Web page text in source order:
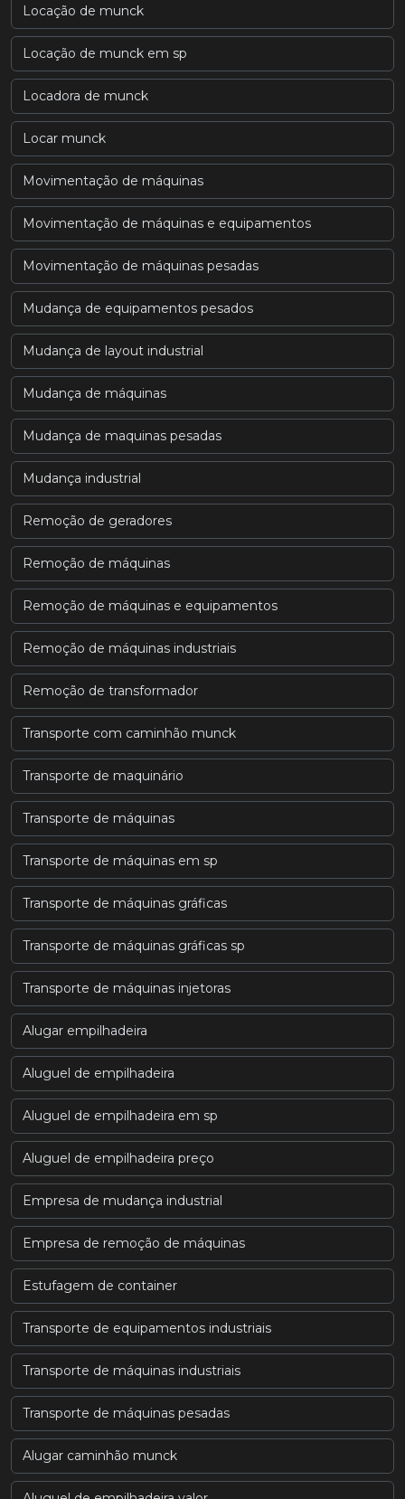
Locação de munck
Locação de munck em sp
Locadora de munck
Locar munck
Movimentação de máquinas
Movimentação de máquinas e equipamentos
Movimentação de máquinas pesadas
Mudança de equipamentos pesados
Mudança de layout industrial
Mudança de máquinas
Mudança de maquinas pesadas
Mudança industrial
Remoção de geradores
Remoção de máquinas
Remoção de máquinas e equipamentos
Remoção de máquinas industriais
Remoção de transformador
Transporte com caminhão munck
Transporte de maquinário
Transporte de máquinas
Transporte de máquinas em sp
Transporte de máquinas gráficas
Transporte de máquinas gráficas sp
Transporte de máquinas injetoras
Alugar empilhadeira
Aluguel de empilhadeira
Aluguel de empilhadeira em sp
Aluguel de empilhadeira preço
Empresa de mudança industrial
Empresa de remoção de máquinas
Estufagem de container
Transporte de equipamentos industriais
Transporte de máquinas industriais
Transporte de máquinas pesadas
Alugar caminhão munck